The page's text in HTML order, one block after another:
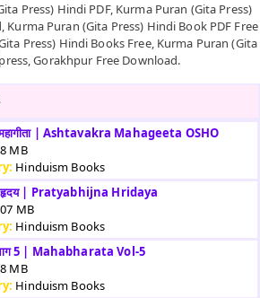
Press) Hindi PDF, Kurma Puran (Gita Press)
Kurma Puran (Gita Press) Hindi Book PDF Free
Press) Hindi Books Free, Kurma Puran (Gita
Gorakhpur Free Download.
महागीता | Ashtavakra Mahageeta OSHO
MB
Hinduism Books
हृदय | Pratyabhijna Hridaya
MB
Hinduism Books
भाग 5 | Mahabharata Vol-5
MB
Hinduism Books